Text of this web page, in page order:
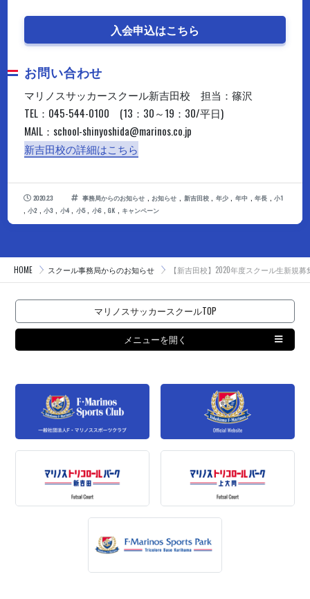
入会申込はこちら
お問い合わせ
マリノスサッカースクール新吉田校 担当：篠沢
TEL：045-544-0100 (13：30～19：30/平日)
MAIL：school-shinyoshida@marinos.co.jp
新吉田校の詳細はこちら
2020.2.3 事務局からのお知らせ , お知らせ , 新吉田校 , 年少 , 年中 , 年長 , 小1
小2 小3 小4 小5 小6 GK キャンペーン
HOME スクール事務局からのお知らせ 【新吉田校】2020年度スクール生新規募
マリノスサッカースクールTOP
メニューを開く